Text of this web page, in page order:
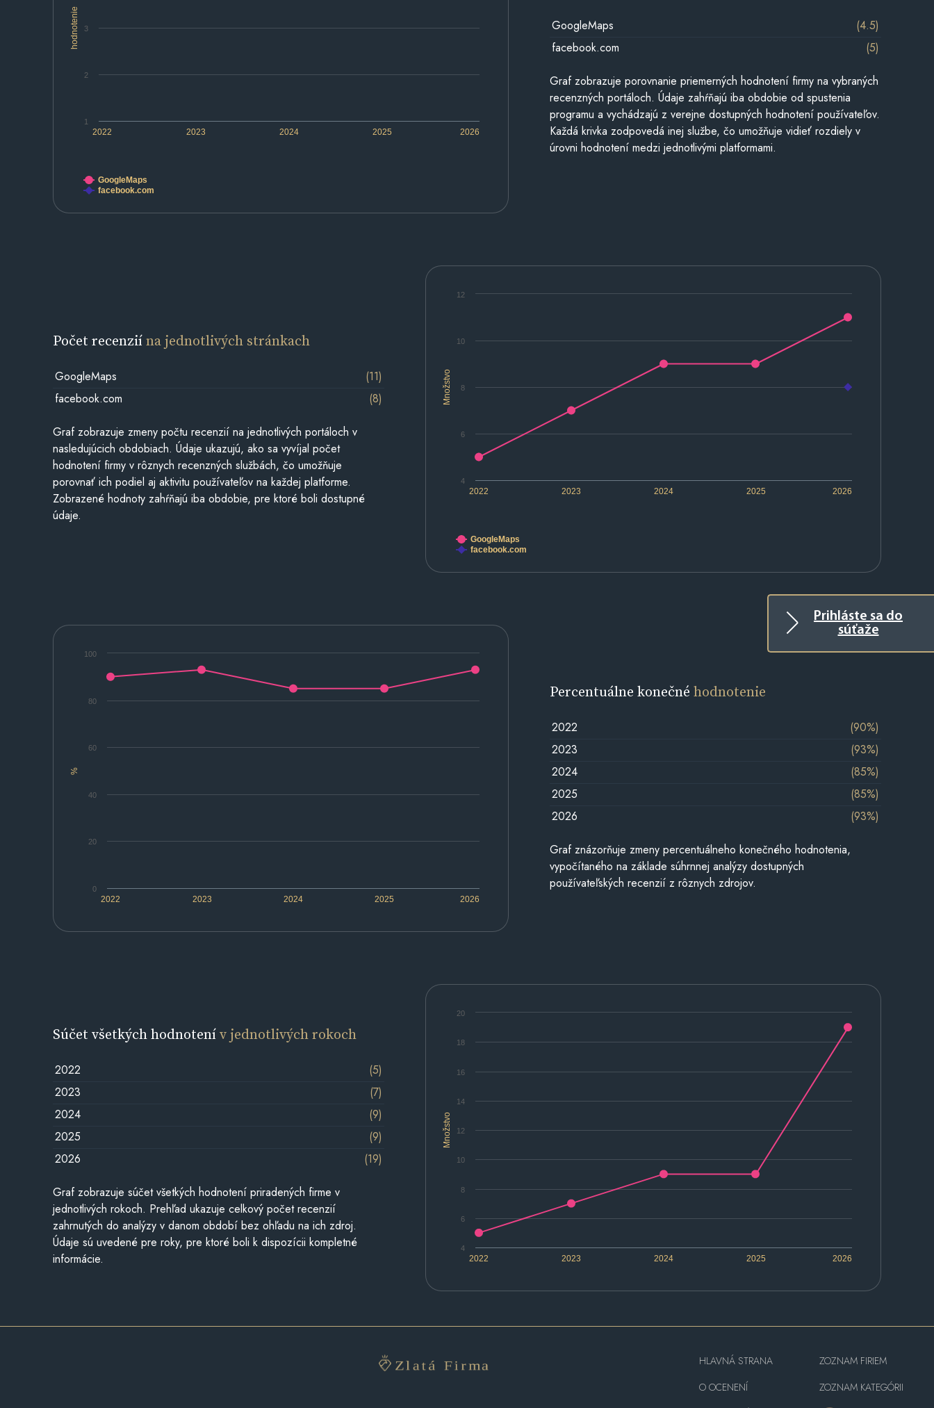
Prihláste sa do
súťaže
hodnotenie
2022 2023 2024 2025 2026
1
2
3
GoogleMaps
facebook.com
GoogleMaps
(4.5)
facebook.com
(5)
Graf zobrazuje porovnanie priemerných hodnotení firmy na vybraných
recenzných portáloch. Údaje zahŕňajú iba obdobie od spustenia
programu a vychádzajú z verejne dostupných hodnotení používateľov.
Každá krivka zodpovedá inej službe, čo umožňuje vidieť rozdiely v
úrovni hodnotení medzi jednotlivými platformami.
Množstvo
2022 2023 2024 2025 2026
4
6
8
10
12
GoogleMaps
facebook.com
Počet recenziína jednotlivých stránkach
GoogleMaps
(11)
facebook.com
(8)
Graf zobrazuje zmeny počtu recenzií na jednotlivých portáloch v
nasledujúcich obdobiach. Údaje ukazujú, ako sa vyvíjal počet
hodnotení firmy v rôznych recenzných službách, čo umožňuje
porovnať ich podiel aj aktivitu používateľov na každej platforme.
Zobrazené hodnoty zahŕňajú iba obdobie, pre ktoré boli dostupné
údaje.
%
2022 2023 2024 2025 2026
0
20
40
60
80
100
Percentuálne konečnéhodnotenie
2022
(90%)
2023
(93%)
2024
(85%)
2025
(85%)
2026
(93%)
Graf znázorňuje zmeny percentuálneho konečného hodnotenia,
vypočítaného na základe súhrnnej analýzy dostupných
používateľských recenzií z rôznych zdrojov.
Množstvo
2022 2023 2024 2025 2026
4
6
8
10
12
14
16
18
20
Súčet všetkých hodnotenív jednotlivých rokoch
2022
(5)
2023
(7)
2024
(9)
2025
(9)
2026
(19)
Graf zobrazuje súčet všetkých hodnotení priradených firme v
jednotlivých rokoch. Prehľad ukazuje celkový počet recenzií
zahrnutých do analýzy v danom období bez ohľadu na ich zdroj.
Údaje sú uvedené pre roky, pre ktoré boli k dispozícii kompletné
informácie.
HLAVNÁ STRANA
O OCENENÍ
ZOZNAM FIRIEM
ZOZNAM KATEGÓRII